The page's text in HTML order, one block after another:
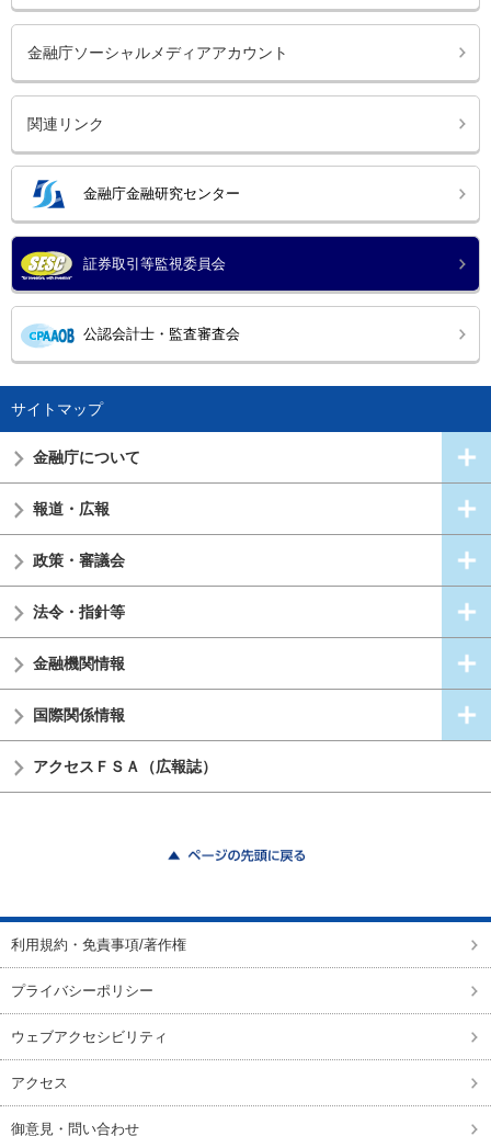
金融庁ソーシャルメディアアカウント
関連リンク
金融庁金融研究センター
証券取引等監視委員会
公認会計士・監査審査会
サイトマップ
金融庁について
報道・広報
政策・審議会
法令・指針等
金融機関情報
国際関係情報
アクセスＦＳＡ（広報誌）
利用規約・免責事項/著作権
プライバシーポリシー
ウェブアクセシビリティ
アクセス
御意見・問い合わせ